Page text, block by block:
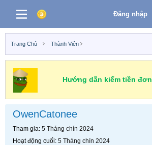
Đăng nhập
Trang Chủ Thành Viên
Hướng dẫn kiếm tiền
OwenCatonee
Tham gia 5 Tháng chín 2024
Hoạt động cuối 5 Tháng chín 2024